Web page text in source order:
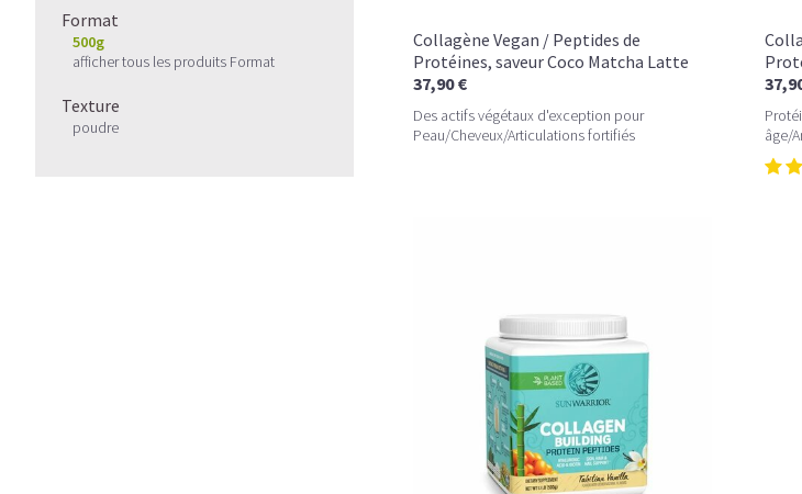
Format
500g
afficher tous les produits Format
Texture
poudre
Comment
Pourquoi les
Le collagène en
Quelles sont les
A quelle
Quelle dose de
Quand faut-il
Shake protéiné
Collagène Vegan / Peptides de
Protéines, saveur Coco Matcha Latte
37,90 €
Des actifs végétaux d'exception pour
Peau/Cheveux/Articulations fortifiés
âge/